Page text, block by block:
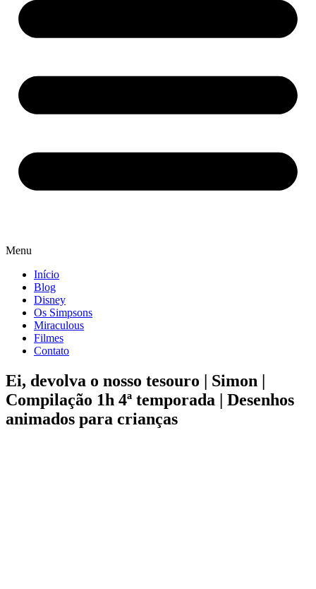
Menu
Início
Blog
Disney
Os Simpsons
Miraculous
Filmes
Contato
Ei, devolva o nosso tesouro | Simon |
Compilação 1h 4ª temporada | Desenhos
animados para crianças